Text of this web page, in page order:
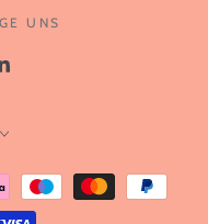
UNS
LinkedIn